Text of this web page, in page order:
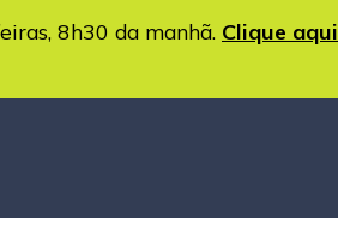
8h30 da manhã. Clique aqui